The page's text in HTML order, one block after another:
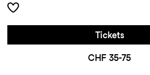
Tickets
CHF 35-75